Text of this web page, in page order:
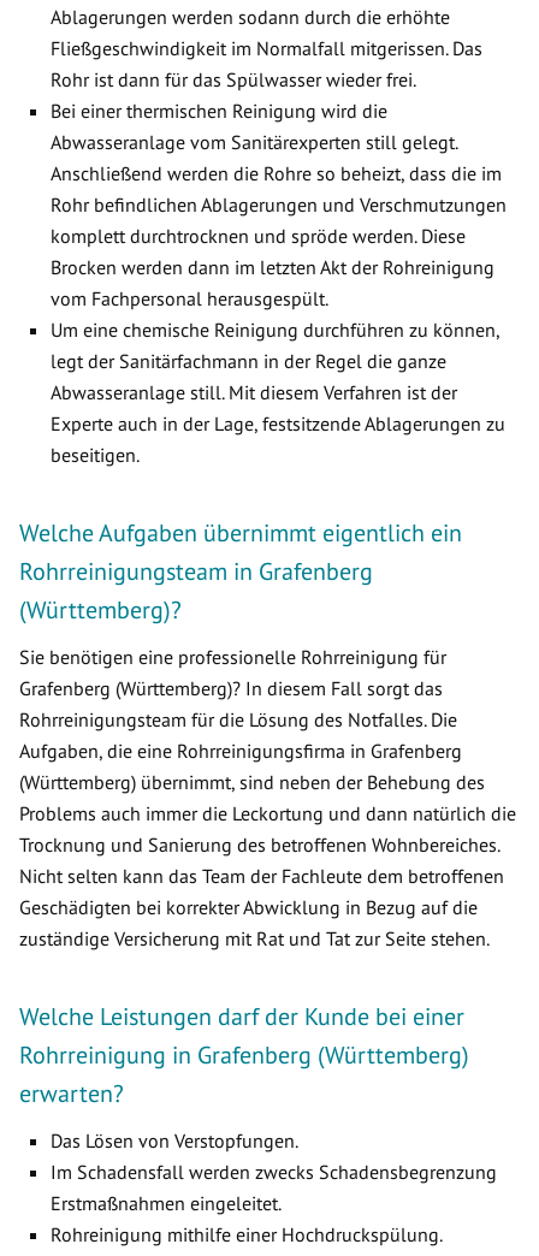
Ablagerungen werden sodann durch die erhöhte
Fließgeschwindigkeit im Normalfall mitgerissen. Das
Rohr ist dann für das Spülwasser wieder frei.
Bei einer thermischen Reinigung wird die
Abwasseranlage vom Sanitärexperten still gelegt.
Anschließend werden die Rohre so beheizt, dass die im
Rohr befindlichen Ablagerungen und Verschmutzungen
komplett durchtrocknen und spröde werden. Diese
Brocken werden dann im letzten Akt der Rohreinigung
vom Fachpersonal herausgespült.
Um eine chemische Reinigung durchführen zu können,
legt der Sanitärfachmann in der Regel die ganze
Abwasseranlage still. Mit diesem Verfahren ist der
Experte auch in der Lage, festsitzende Ablagerungen zu
beseitigen.
Welche Aufgaben übernimmt eigentlich ein
Rohrreinigungsteam in Grafenberg
(Württemberg)?
Sie benötigen eine professionelle Rohrreinigung für
Grafenberg (Württemberg)? In diesem Fall sorgt das
Rohrreinigungsteam für die Lösung des Notfalles. Die
Aufgaben, die eine Rohrreinigungsfirma in Grafenberg
(Württemberg) übernimmt, sind neben der Behebung des
Problems auch immer die Leckortung und dann natürlich die
Trocknung und Sanierung des betroffenen Wohnbereiches.
Nicht selten kann das Team der Fachleute dem betroffenen
Geschädigten bei korrekter Abwicklung in Bezug auf die
zuständige Versicherung mit Rat und Tat zur Seite stehen.
Welche Leistungen darf der Kunde bei einer
Rohrreinigung in Grafenberg (Württemberg)
erwarten?
Das Lösen von Verstopfungen.
Im Schadensfall werden zwecks Schadensbegrenzung
Erstmaßnahmen eingeleitet.
Rohreinigung mithilfe einer Hochdruckspülung.